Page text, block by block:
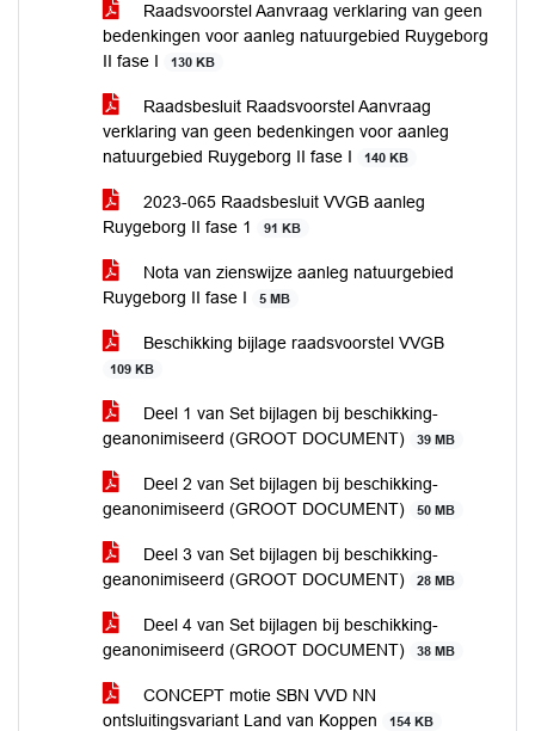
Raadsvoorstel Aanvraag verklaring van geen
bedenkingen voor aanleg natuurgebied Ruygeborg
II fase I
130 KB
Raadsbesluit Raadsvoorstel Aanvraag
verklaring van geen bedenkingen voor aanleg
natuurgebied Ruygeborg II fase I
140 KB
2023-065 Raadsbesluit VVGB aanleg
Ruygeborg II fase 1
91 KB
Nota van zienswijze aanleg natuurgebied
Ruygeborg II fase I
5 MB
Beschikking bijlage raadsvoorstel VVGB
109 KB
Deel 1 van Set bijlagen bij beschikking-
geanonimiseerd (GROOT DOCUMENT)
39 MB
Deel 2 van Set bijlagen bij beschikking-
geanonimiseerd (GROOT DOCUMENT)
50 MB
Deel 3 van Set bijlagen bij beschikking-
geanonimiseerd (GROOT DOCUMENT)
28 MB
Deel 4 van Set bijlagen bij beschikking-
geanonimiseerd (GROOT DOCUMENT)
38 MB
CONCEPT motie SBN VVD NN
ontsluitingsvariant Land van Koppen
154 KB